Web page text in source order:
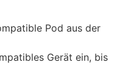
Pod aus der
Gerät ein, bis